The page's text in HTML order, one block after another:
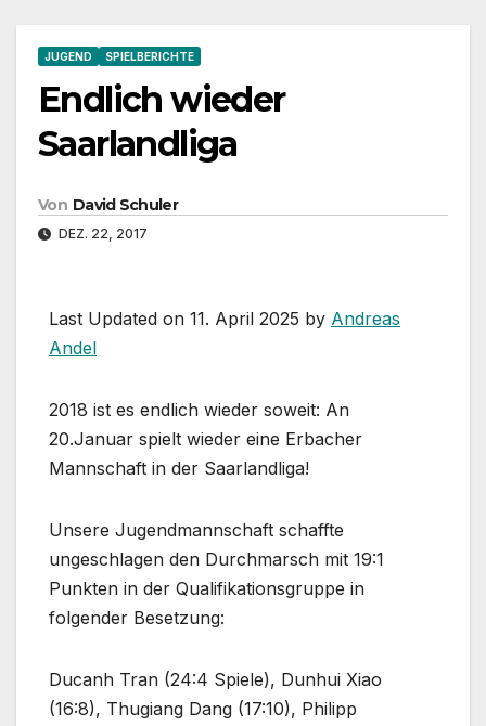
JUGEND SPIELBERICHTE
Endlich wieder
Saarlandliga
Von David Schuler
DEZ. 22, 2017
Last Updated on 11. April 2025 by Andreas
Andel
2018 ist es endlich wieder soweit: An
20.Januar spielt wieder eine Erbacher
Mannschaft in der Saarlandliga!
Unsere Jugendmannschaft schaffte
ungeschlagen den Durchmarsch mit 19:1
Punkten in der Qualifikationsgruppe in
folgender Besetzung:
Ducanh Tran (24:4 Spiele), Dunhui Xiao
(16:8), Thugiang Dang (17:10), Philipp